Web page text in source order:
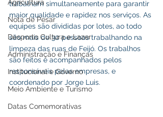
Agricultura
Nota de Pesar
Desporto Cultura e Lazer
Administração e Finanças
Institucional e Governo
Meio Ambiente e Turismo
Datas Comemorativas
trabalham simultaneamente para garantir
maior qualidade e rapidez nos serviços. As
equipes são divididas por lotes, ao todo
são mais de 30 pessoas trabalhando na
limpeza das ruas de Feijó. Os trabalhos
são feitos e acompanhados pelos
responsáveis pelas empresas, e
coordenado por Jorge Luis.